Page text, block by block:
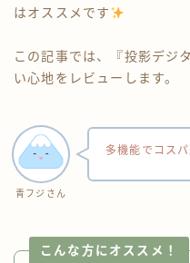
はオススメです
この記事では、『投影デジ
い心地をレビューします。
青フジさん
多機能でコスパ
こんな方にオススメ！